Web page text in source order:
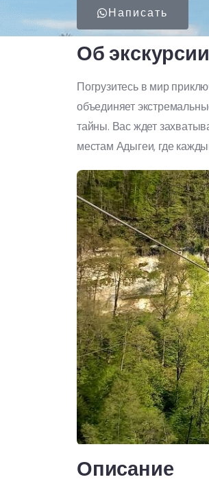
Написать
Об экскурсии
Погрузитесь в мир
объединяет
тайны. Вас ждет
местам Адыгеи, где
Описание